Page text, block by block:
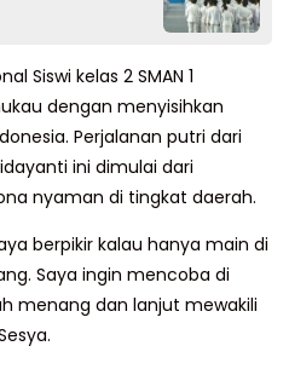
Siswi kelas 2 SMAN 1
dengan menyisihkan
Perjalanan putri dari
ini dimulai dari
nyaman di tingkat daerah.
berpikir kalau hanya main di
Saya ingin mencoba di
menang dan lanjut mewakili